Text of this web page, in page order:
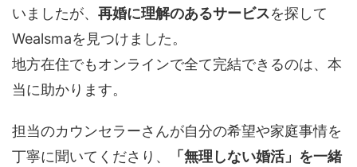
いましたが、 再婚に理解のあるサービスを探して
Wealsmaを見つけました。
地方在住でもオンラインで全て完結できるのは、本
当に助かります。
担当のカウンセラーさんが自分の希望や家庭事情を
丁寧に聞いてくださり、
「無理しない婚活」を一緒